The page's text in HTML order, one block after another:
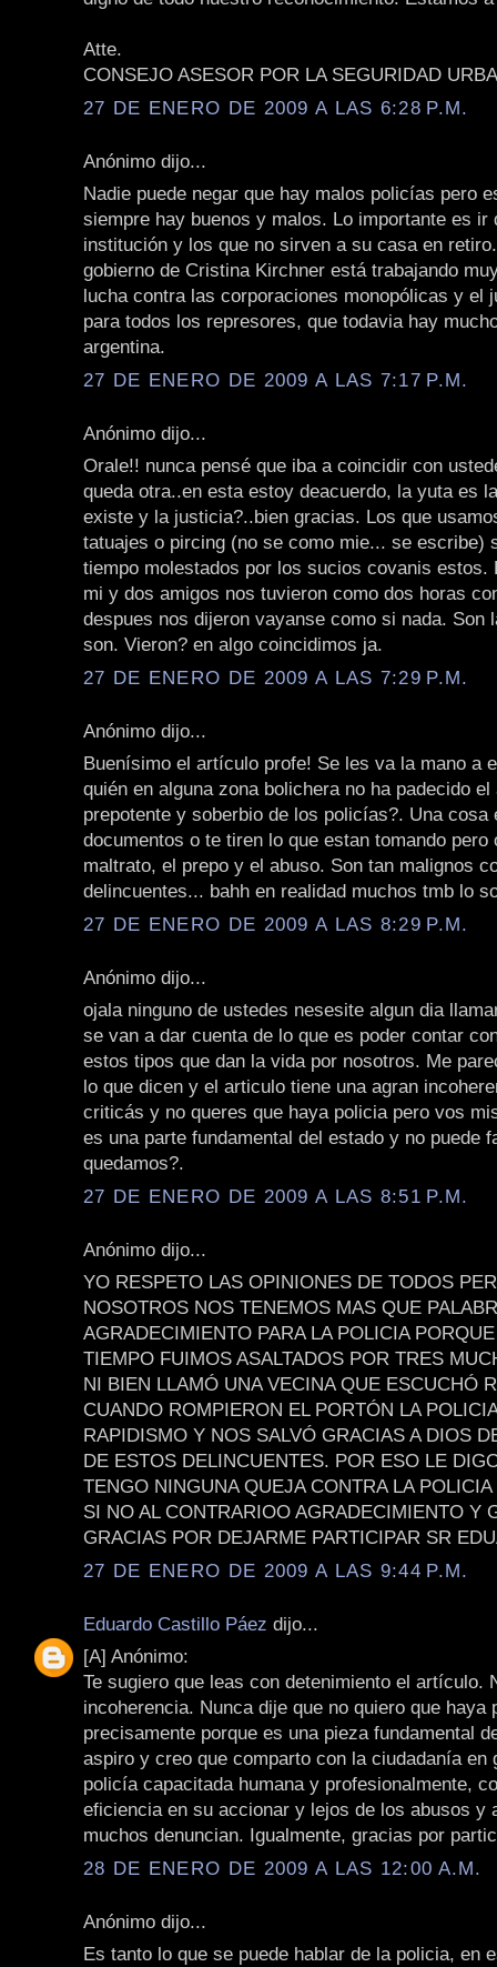
Atte.
CONSEJO ASESOR POR LA SEGURIDAD
27 DE ENERO DE 2009 A LAS 6:28 P.M.
Anónimo dijo...
Nadie puede negar que hay malos policías pero
siempre hay buenos y malos. Lo importante es ir
institución y los que no sirven a su casa en
gobierno de Cristina Kirchner está trabajando
lucha contra las corporaciones monopólicas y el
para todos los represores, que todavia hay
argentina.
27 DE ENERO DE 2009 A LAS 7:17 P.M.
Anónimo dijo...
Orale!! nunca pensé que iba a coincidir con
queda otra..en esta estoy deacuerdo, la yuta es
existe y la justicia?..bien gracias. Los que
tatuajes o pircing (no se como mie... se escribe)
tiempo molestados por los sucios covanis estos.
mi y dos amigos nos tuvieron como dos horas
despues nos dijeron vayanse como si nada. Son
son. Vieron? en algo coincidimos ja.
27 DE ENERO DE 2009 A LAS 7:29 P.M.
Anónimo dijo...
Buenísimo el artículo profe! Se les va la mano a
quién en alguna zona bolichera no ha padecido el
prepotente y soberbio de los policías?. Una cosa
documentos o te tiren lo que estan tomando pero
maltrato, el prepo y el abuso. Son tan malignos
delincuentes... bahh en realidad muchos tmb lo
27 DE ENERO DE 2009 A LAS 8:29 P.M.
Anónimo dijo...
ojala ninguno de ustedes nesesite algun dia
se van a dar cuenta de lo que es poder contar
estos tipos que dan la vida por nosotros. Me
lo que dicen y el articulo tiene una agran
criticás y no queres que haya policia pero vos
es una parte fundamental del estado y no puede
quedamos?.
27 DE ENERO DE 2009 A LAS 8:51 P.M.
Anónimo dijo...
YO RESPETO LAS OPINIONES DE TODOS
NOSOTROS NOS TENEMOS MAS QUE
AGRADECIMIENTO PARA LA POLICIA
TIEMPO FUIMOS ASALTADOS POR TRES
NI BIEN LLAMÓ UNA VECINA QUE ESCUCHÓ
CUANDO ROMPIERON EL PORTÓN LA
RAPIDISMO Y NOS SALVÓ GRACIAS A DIOS
DE ESTOS DELINCUENTES. POR ESO LE
TENGO NINGUNA QUEJA CONTRA LA
SI NO AL CONTRARIOO AGRADECIMIENTO Y
GRACIAS POR DEJARME PARTICIPAR SR
27 DE ENERO DE 2009 A LAS 9:44 P.M.
Eduardo Castillo Páez dijo...
[A] Anónimo:
Te sugiero que leas con detenimiento el artículo.
incoherencia. Nunca dije que no quiero que haya
precisamente porque es una pieza fundamental
aspiro y creo que comparto con la ciudadanía en
policía capacitada humana y profesionalmente,
eficiencia en su accionar y lejos de los abusos y
muchos denuncian. Igualmente, gracias por
28 DE ENERO DE 2009 A LAS 12:00 A.M.
Anónimo dijo...
Es tanto lo que se puede hablar de la policia, en